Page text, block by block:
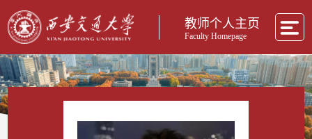
教师个人主页
Faculty Homepage